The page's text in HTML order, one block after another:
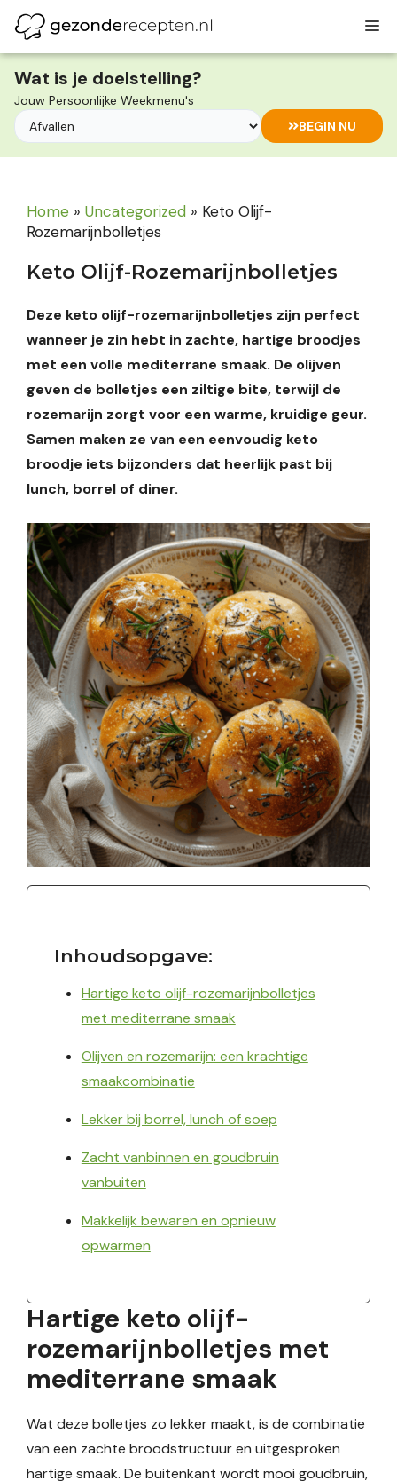
naar
de
inhoud
Wat is je doelstelling?
Jouw Persoonlijke Weekmenu's
BEGIN NU
Home » Uncategorized » Keto Olijf-
Rozemarijnbolletjes
Keto Olijf-Rozemarijnbolletjes
Deze keto olijf-rozemarijnbolletjes zijn perfect
wanneer je zin hebt in zachte, hartige broodjes
met een volle mediterrane smaak. De olijven
geven de bolletjes een ziltige bite, terwijl de
rozemarijn zorgt voor een warme, kruidige geur.
Samen maken ze van een eenvoudig keto
broodje iets bijzonders dat heerlijk past bij
lunch, borrel of diner.
Inhoudsopgave:
Hartige keto olijf-rozemarijnbolletjes
met mediterrane smaak
Olijven en rozemarijn: een krachtige
smaakcombinatie
Lekker bij borrel, lunch of soep
Zacht vanbinnen en goudbruin
vanbuiten
Makkelijk bewaren en opnieuw
opwarmen
Hartige keto olijf-
rozemarijnbolletjes met
mediterrane smaak
Wat deze bolletjes zo lekker maakt, is de combinatie
van een zachte broodstructuur en uitgesproken
hartige smaak. De buitenkant wordt mooi goudbruin,